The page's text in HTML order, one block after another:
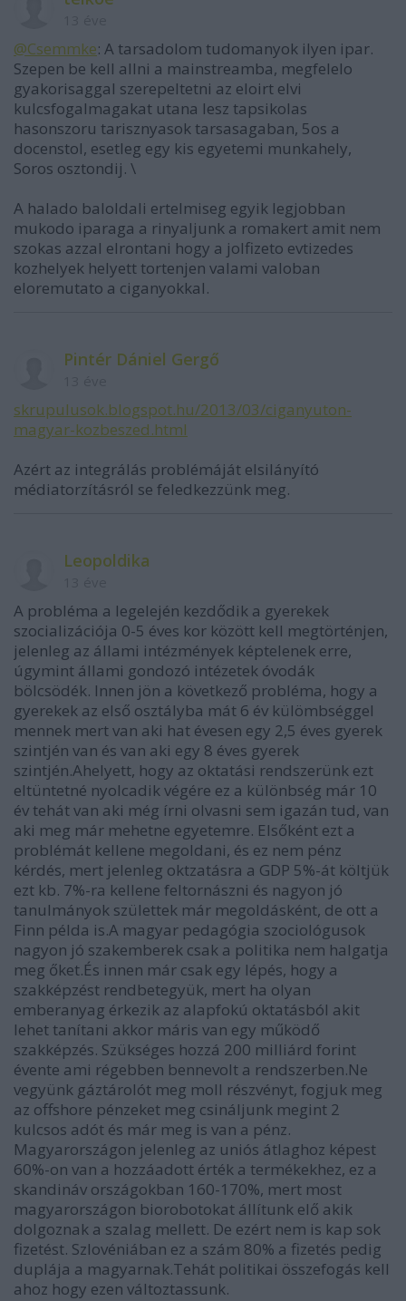
@Csemmke: A tarsadolom tudomanyok ilyen ipar.
Szepen be kell allni a mainstreamba, megfelelo
gyakorisaggal szerepeltetni az eloirt elvi
kulcsfogalmagakat utana lesz tapsikolas
hasonszoru tarisznyasok tarsasagaban, 5os a
docenstol, esetleg egy kis egyetemi munkahely,
Soros osztondij. \
A halado baloldali ertelmiseg egyik legjobban
mukodo iparaga a rinyaljunk a romakert amit nem
szokas azzal elrontani hogy a jolfizeto evtizedes
kozhelyek helyett tortenjen valami valoban
eloremutato a ciganyokkal.
Pintér Dániel Gergő
skrupulusok.blogspot.hu/2013/03/ciganyuton-
magyar-kozbeszed.html
Azért az integrálás problémáját elsilányító
médiatorzításról se feledkezzünk meg.
Leopoldika
A probléma a legelején kezdődik a gyerekek
szocializációja 0-5 éves kor között kell megtörténjen,
jelenleg az állami intézmények képtelenek erre,
úgymint állami gondozó intézetek óvodák
bölcsödék. Innen jön a következő probléma, hogy a
gyerekek az első osztályba mát 6 év külömbséggel
mennek mert van aki hat évesen egy 2,5 éves gyerek
szintjén van és van aki egy 8 éves gyerek
szintjén.Ahelyett, hogy az oktatási rendszerünk ezt
eltüntetné nyolcadik végére ez a különbség már 10
év tehát van aki még írni olvasni sem igazán tud, van
aki meg már mehetne egyetemre. Elsőként ezt a
problémát kellene megoldani, és ez nem pénz
kérdés, mert jelenleg oktzatásra a GDP 5%-át költjük
ezt kb. 7%-ra kellene feltornászni és nagyon jó
tanulmányok születtek már megoldásként, de ott a
Finn példa is.A magyar pedagógia szociológusok
nagyon jó szakemberek csak a politika nem halgatja
meg őket.És innen már csak egy lépés, hogy a
szakképzést rendbetegyük, mert ha olyan
emberanyag érkezik az alapfokú oktatásból akit
lehet tanítani akkor máris van egy működő
szakképzés. Szükséges hozzá 200 milliárd forint
évente ami régebben bennevolt a rendszerben.Ne
vegyünk gáztárolót meg moll részvényt, fogjuk meg
az offshore pénzeket meg csináljunk megint 2
kulcsos adót és már meg is van a pénz.
Magyarországon jelenleg az uniós átlaghoz képest
60%-on van a hozzáadott érték a termékekhez, ez a
skandináv országokban 160-170%, mert most
magyarországon biorobotokat állítunk elő akik
dolgoznak a szalag mellett. De ezért nem is kap sok
fizetést. Szlovéniában ez a szám 80% a fizetés pedig
duplája a magyarnak.Tehát politikai összefogás kell
ahoz hogy ezen változtassunk.